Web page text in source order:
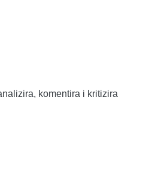
komentira i kritizira